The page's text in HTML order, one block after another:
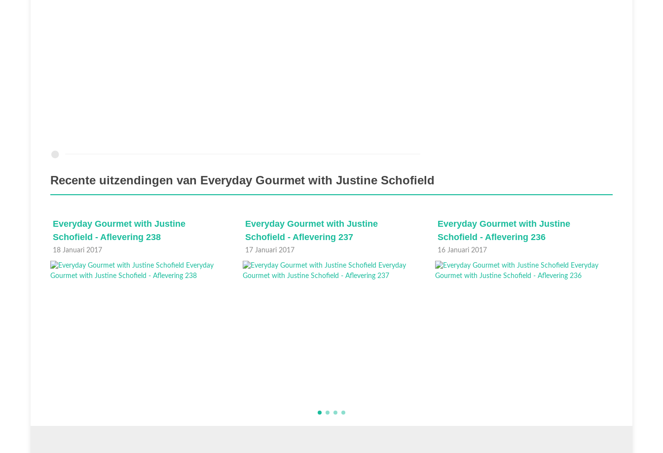
Recente uitzendingen van Everyday Gourmet with Justine Schofield
Everyday Gourmet with Justine
Schofield - Aflevering 238
18 Januari 2017
Everyday Gourmet with Justine
Schofield - Aflevering 237
17 Januari 2017
Everyday Gourmet with Justine
Schofield - Aflevering 236
16 Januari 2017